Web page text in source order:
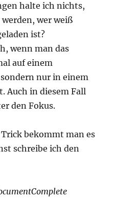
halte ich nichts,
wer weiß
ist?
wenn man das
auf einem
nur in einem
Auch in diesem Fall
den Fokus.
bekommt man es
schreibe ich den